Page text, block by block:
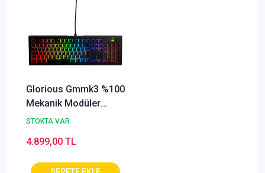
Glorious Gmmk3 %100
Mekanik Modüler
Türkçe Siyah Oyuncu
STOKTA VAR
4.899,00 TL